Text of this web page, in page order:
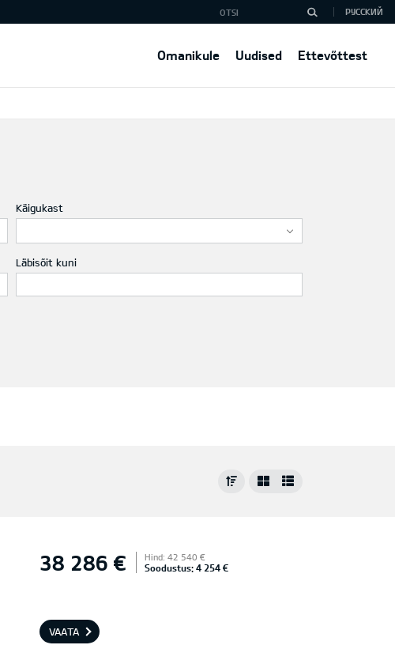
Omanikule Uudised Ettevõttest
РУССКИЙ
Käigukast
Läbisõit kuni
38 286 € Hind: 42 540 €
Soodustus: 4 254 €
VAATA